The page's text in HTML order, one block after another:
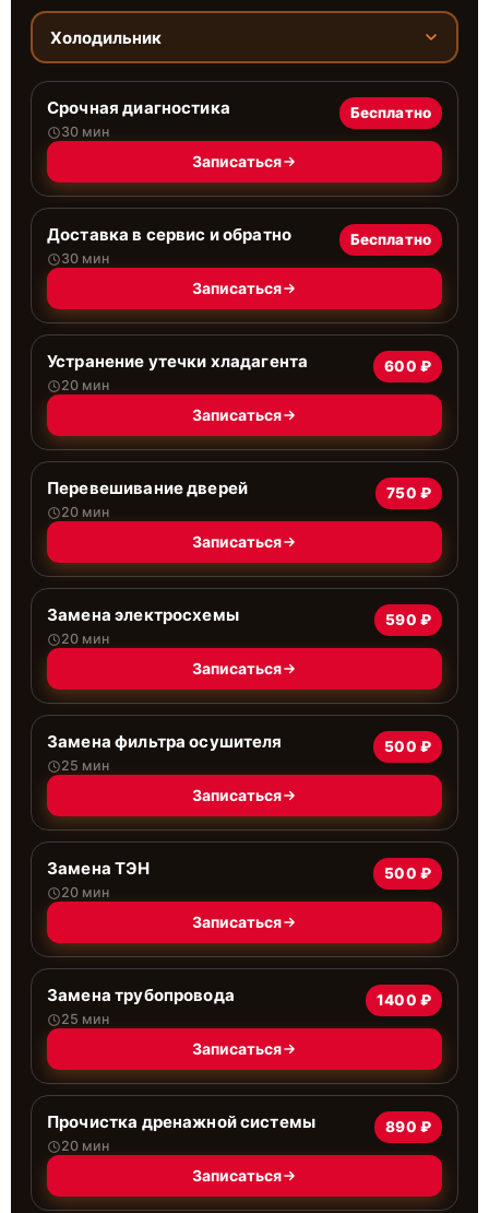
Холодильник
Срочная диагностика
30 мин
Бесплатно
Записаться
Доставка в сервис и обратно
30 мин
Бесплатно
Записаться
Устранение утечки хладагента
20 мин
600 ₽
Записаться
Перевешивание дверей
20 мин
750 ₽
Записаться
Замена электросхемы
20 мин
590 ₽
Записаться
Замена фильтра осушителя
25 мин
500 ₽
Записаться
Замена ТЭН
20 мин
500 ₽
Записаться
Замена трубопровода
25 мин
1400 ₽
Записаться
Прочистка дренажной системы
20 мин
890 ₽
Записаться